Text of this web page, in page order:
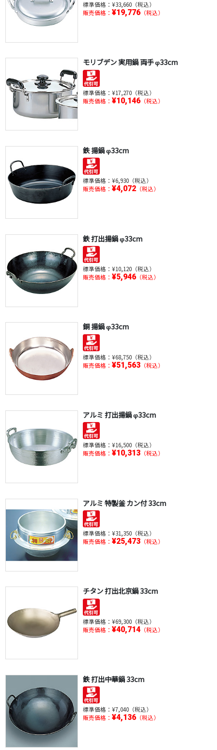
標準価格： ¥33,660（税込）
販売価格： ¥19,776（税込）
モリブデン 実用鍋 両手 φ33cm
標準価格： ¥17,270（税込）
販売価格： ¥10,146（税込）
鉄 揚鍋 φ33cm
標準価格： ¥6,930（税込）
販売価格： ¥4,072（税込）
鉄 打出揚鍋 φ33cm
標準価格： ¥10,120（税込）
販売価格： ¥5,946（税込）
銅 揚鍋 φ33cm
標準価格： ¥68,750（税込）
販売価格： ¥51,563（税込）
アルミ 打出揚鍋 φ33cm
標準価格： ¥16,500（税込）
販売価格： ¥10,313（税込）
アルミ 特製釜 カン付 33cm
標準価格： ¥31,350（税込）
販売価格： ¥25,473（税込）
チタン 打出北京鍋 33cm
標準価格： ¥69,300（税込）
販売価格： ¥40,714（税込）
鉄 打出中華鍋 33cm
標準価格： ¥7,040（税込）
販売価格： ¥4,136（税込）